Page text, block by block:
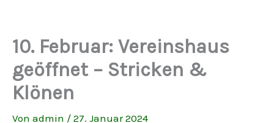
10. Februar: Vereinshaus
geöffnet – Stricken &
Klönen
Von admin / 27. Januar 2024